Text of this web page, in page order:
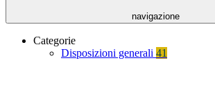
navigazione
Categorie
Disposizioni generali 41